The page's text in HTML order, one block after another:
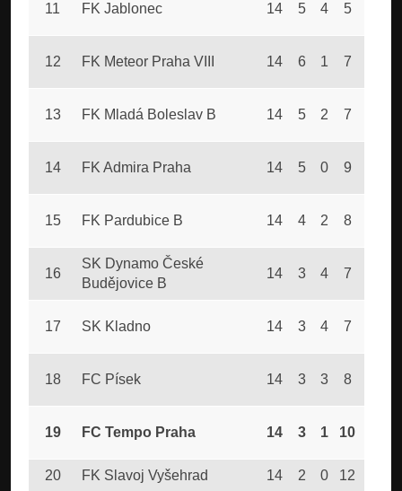
11 FK Jablonec 14 5 4 5
12 FK Meteor Praha VIII 14 6 1 7
13 FK Mladá Boleslav B 14 5 2 7
14 FK Admira Praha 14 5 0 9
15 FK Pardubice B 14 4 2 8
16
SK Dynamo České
Budějovice B
14 3 4 7
17 SK Kladno 14 3 4 7
18 FC Písek 14 3 3 8
19 FC Tempo Praha 14 3 1 10
20 FK Slavoj Vyšehrad 14 2 0 12